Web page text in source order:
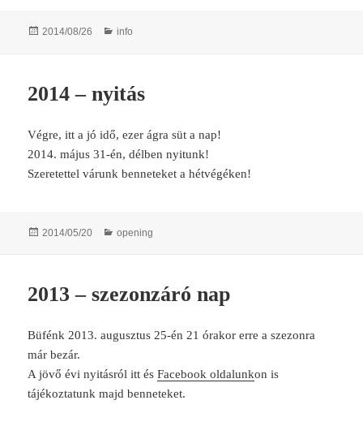
Posted
2014/08/26 Categories
info
2014 – nyitás
Végre, itt a jó idő, ezer ágra süt a nap!
2014. május 31-én, délben nyitunk!
Szeretettel várunk benneteket a hétvégéken!
Posted
2014/05/20 Categories
opening
2013 – szezonzáró nap
Büfénk 2013. augusztus 25-én 21 órakor erre a szezonra
már bezár.
A jövő évi nyitásról itt ésFacebook oldalunkon is
tájékoztatunk majd benneteket.